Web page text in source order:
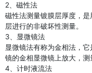
2、磁性法
磁性法测量镀膜层厚度，
层进行的非破坏性测量。
3、显微镜法
显微镜法有称为金相法，
镜的金相显微镜上放大，测
4、计时液流法